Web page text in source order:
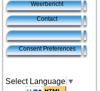
Weerbericht
Contact
Consent Preferences
Select Language ▼